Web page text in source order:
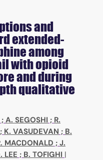
and
extended-
among
with opioid
and during
qualitative
; A. SEGOSHI ; R.
; K. VASUDEVAN ; B.
MACDONALD ; J.
LEE ; B. TOFIGHI |